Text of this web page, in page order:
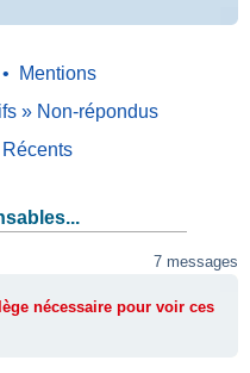
Mentions
» Non-répondus
Récents
7 messages
nécessaire pour voir ces